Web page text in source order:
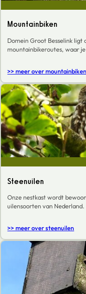
Mountainbiken
Domein Groot Besselink
mountainbikeroutes, waar
>> meer over mountainbiken
Steenuilen
Onze nestkast wordt
uilensoorten van Nederland.
>> meer over steenuilen